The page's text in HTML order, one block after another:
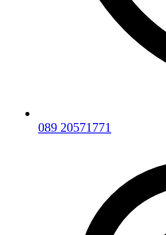
089 20571771